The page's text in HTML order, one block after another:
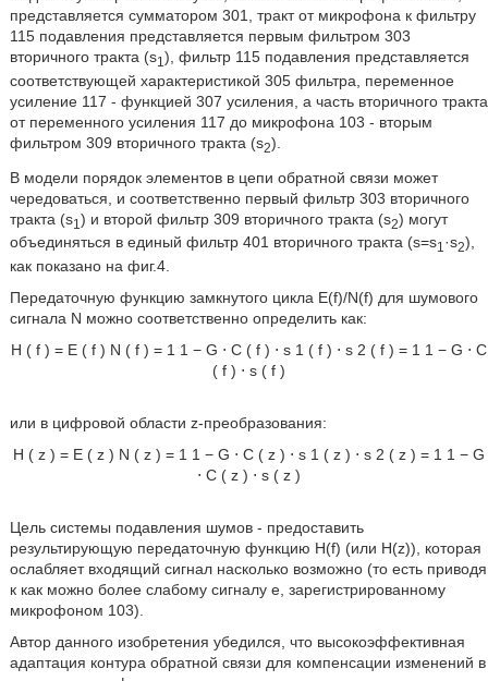
представляется сумматором 301, тракт от микрофона к фильтру
115 подавления представляется первым фильтром 303
вторичного тракта (s1 ), фильтр 115 подавления представляется
соответствующей характеристикой 305 фильтра, переменное
усиление 117 - функцией 307 усиления, а часть вторичного тракта
от переменного усиления 117 до микрофона 103 - вторым
фильтром 309 вторичного тракта (s2).
В модели порядок элементов в цепи обратной связи может
чередоваться, и соответственно первый фильтр 303 вторичного
тракта (s1 ) и второй фильтр 309 вторичного тракта (s2) могут
объединяться в единый фильтр 401 вторичного тракта (s=s1 ·s2),
как показано на фиг.4.
Передаточную функцию замкнутого цикла E(f)/N(f) для шумового
сигнала N можно соответственно определить как:
H ( f ) = E ( f ) N ( f ) = 1 1 − G ⋅ C ( f ) ⋅ s 1 ( f ) ⋅ s 2 ( f ) = 1 1 − G ⋅ C
( f ) ⋅ s ( f )
или в цифровой области z-преобразования:
H ( z ) = E ( z ) N ( z ) = 1 1 − G ⋅ C ( z ) ⋅ s 1 ( z ) ⋅ s 2 ( z ) = 1 1 − G
⋅ C ( z ) ⋅ s ( z )
Цель системы подавления шумов - предоставить
результирующую передаточную функцию H(f) (или H(z)), которая
ослабляет входящий сигнал насколько возможно (то есть приводя
к как можно более слабому сигналу e, зарегистрированному
микрофоном 103).
Автор данного изобретения убедился, что высокоэффективная
адаптация контура обратной связи для компенсации изменений в